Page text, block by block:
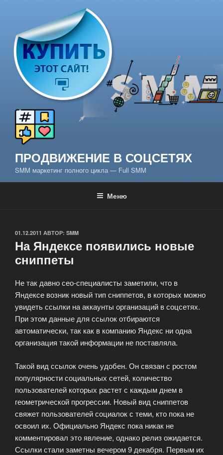
содержимому
ПРОДВИЖЕНИЕ В СОЦСЕТЯХ
SMM маркетинг полного цикла — Full SMM
Меню
ОПУБЛИКОВАНО
01.12.2011 АВТОР: SMM
На Яндексе появились новые
сниппеты
Не так давно сео-специалисты заметили, что в
Яндексе возник новый тип сниппетов, в которых можно
увидеть ссылки на аккаунты организаций в соцсетях.
При этом данные для ссылок отбираются
автоматически, так как в компанию Яндекс ни одна
организация такой информации не поставляла.
Такой вид ссылок очень удобен. Он связан с ростом
популярности социальных сетей, количество
пользователей которых растет с каждым днем в
геометрической прогрессии. Новый вид сниппетов
свяжет пользователей социалок с теми, кто пока не
освоил их. Официально Яндекс пока никак не
комментировал это явление, однако релиз ожидается.
Ссылки стали заметны вечером 9 декабря. Первым их